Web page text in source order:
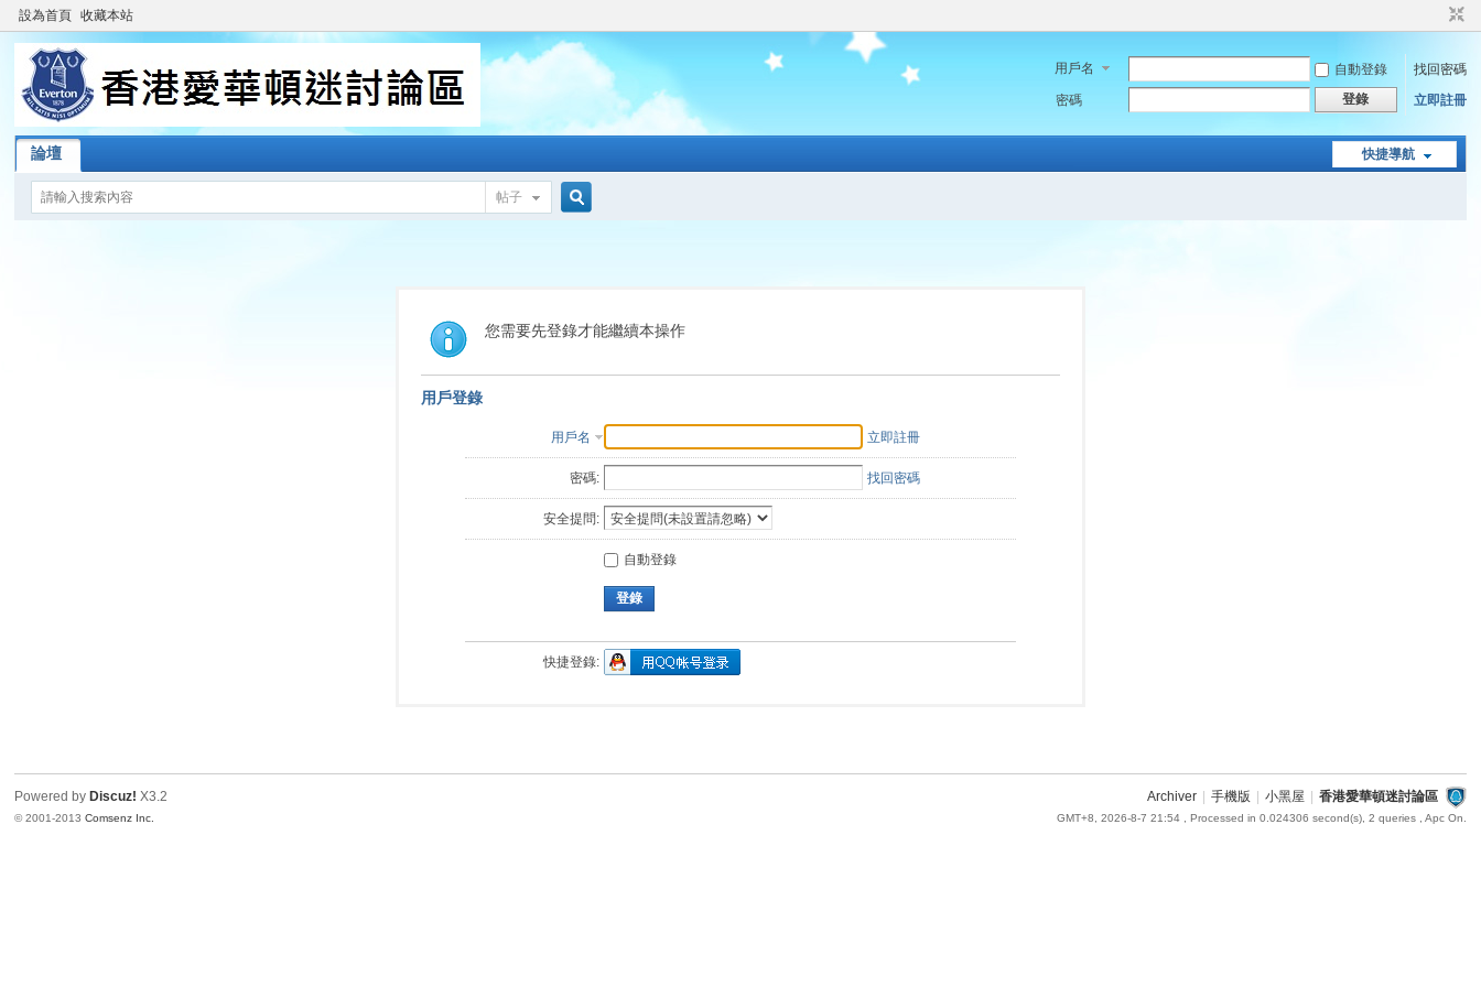
設為首頁 收藏本站
用戶名 自動登錄
找回密碼
密碼
登錄 立即註冊
快捷導航
論壇
帖子
索
您需要先登錄才能繼續本操作
用戶登錄
用戶名 立即註冊
密碼: 找回密碼
安全提問:
自動登錄
登錄
快捷登錄:
Archiver 手機版 小黑屋 香港愛華頓迷討論區
GMT+8, 2026-8-7 21:54, Processed in 0.024306 second(s), 2 queries , Apc On.
Powered by Discuz! X3.2
© 2001-2013Comsenz Inc.